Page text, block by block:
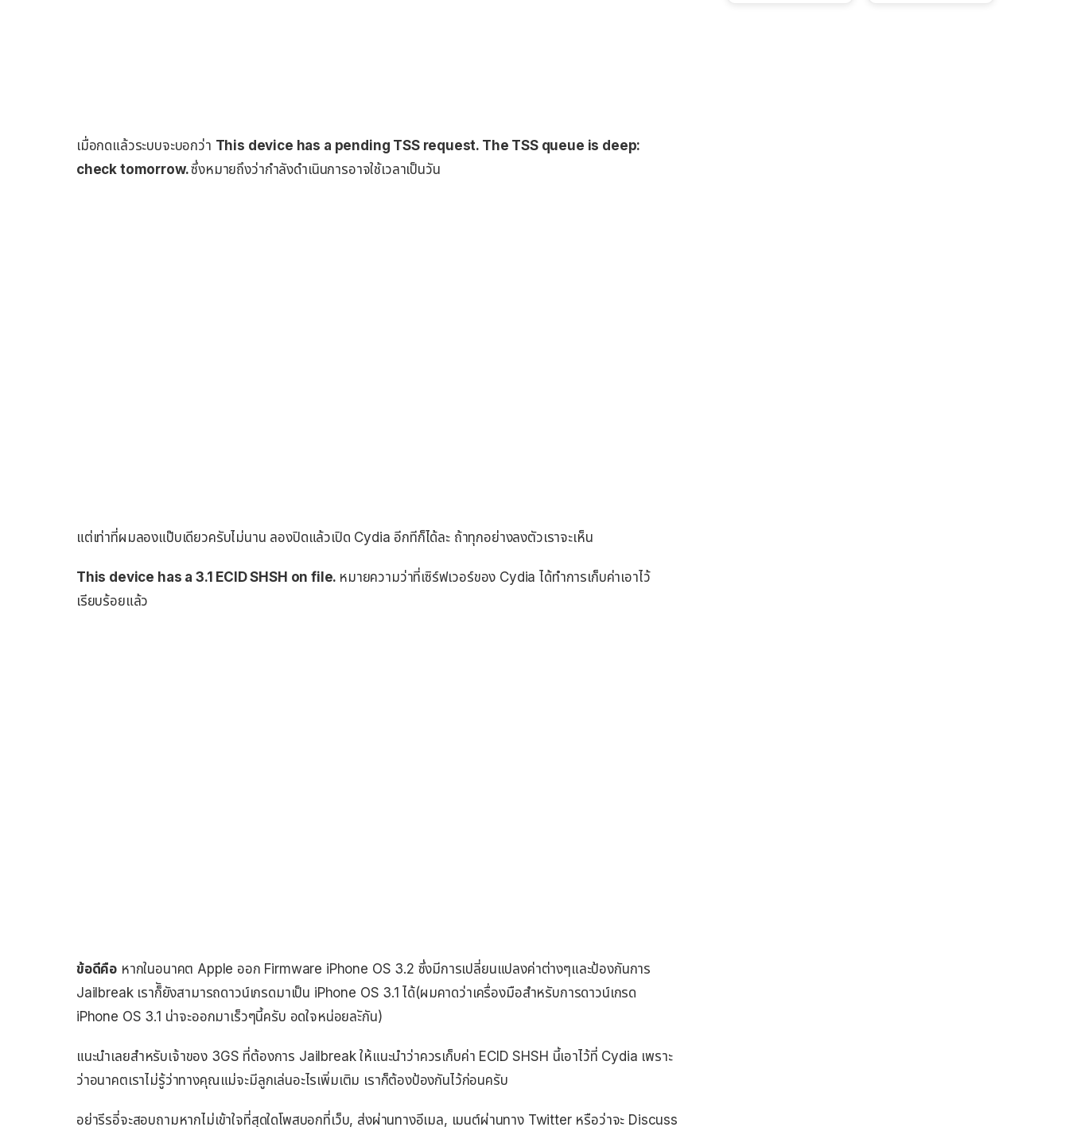
เมื่อกดแล้วระบบจะบอกว่า This device has a pending TSS request. The TSS queue is deep:
check tomorrow.ซึ่งหมายถึงว่ากำลังดำเนินการอาจใช้เวลาเป็นวัน
แต่เท่าที่ผมลองแป๊บเดียวครับไม่นาน ลองปิดแล้วเปิด Cydia อีกทีก็ได้ละ ถ้าทุกอย่างลงตัวเราจะเห็น
This device has a 3.1 ECID SHSH on file. หมายความว่าที่เซิร์ฟเวอร์ของ Cydia ได้ทำการเก็บค่าเอาไว้
เรียบร้อยแล้ว
ข้อดีคือ หากในอนาคต Apple ออก Firmware iPhone OS 3.2 ซึ่งมีการเปลี่ยนแปลงค่าต่างๆและป้องกันการ
Jailbreak เราก็ัยังสามารถดาวน์เกรดมาเป็น iPhone OS 3.1 ได้(ผมคาดว่าเครื่องมือสำหรับการดาวน์เกรด
iPhone OS 3.1 น่าจะออกมาเร็วๆนี้ครับ อดใจหน่อยละักัน)
แนะนำเลยสำหรับเจ้าของ 3GS ที่ต้องการ Jailbreak ให้แนะนำว่าควรเก็บค่า ECID SHSH นี้เอาไว้ที่ Cydia เพราะ
ว่าอนาคตเราไม่รู้ว่าทางคุณแม่จะมีลูกเล่นอะไรเพิ่มเติม เราก็ต้องป้องกันไว้ก่อนครับ
อย่ารีรอี่จะสอบถามหากไม่เข้าใจที่สุดใดโพสบอกที่เว็บ, ส่งผ่านทางอีเมล, เมนต์ผ่านทาง Twitter หรือว่าจะ Discuss